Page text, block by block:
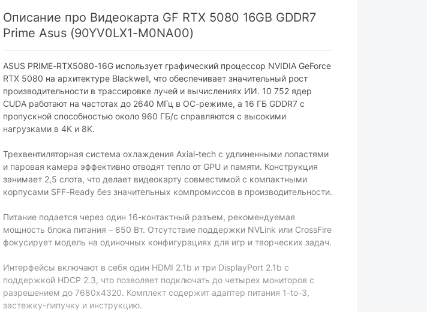
Описание про Видеокарта GF RTX 5080 16GB GDDR7
Prime Asus (90YV0LX1-M0NA00)
ASUS PRIME-RTX5080-16G использует графический процессор NVIDIA GeForce
RTX 5080 на архитектуре Blackwell, что обеспечивает значительный рост
производительности в трассировке лучей и вычислениях ИИ. 10 752 ядер
CUDA работают на частотах до 2640 МГц в OC-режиме, а 16 ГБ GDDR7 с
пропускной способностью около 960 ГБ/с справляются с высокими
нагрузками в 4K и 8K.
Трехвентиляторная система охлаждения Axial-tech с удлиненными лопастями
и паровая камера эффективно отводят тепло от GPU и памяти. Конструкция
занимает 2,5 слота, что делает видеокарту совместимой с компактными
корпусами SFF-Ready без значительных компромиссов в производительности.
Питание подается через один 16-контактный разъем, рекомендуемая
мощность блока питания – 850 Вт. Отсутствие поддержки NVLink или CrossFire
фокусирует модель на одиночных конфигурациях для игр и творческих задач.
Интерфейсы включают в себя один HDMI 2.1b и три DisplayPort 2.1b с
поддержкой HDCP 2.3, что позволяет подключать до четырех мониторов с
разрешением до 7680х4320. Комплект содержит адаптер питания 1-to-3,
застежку-липучку и инструкцию.